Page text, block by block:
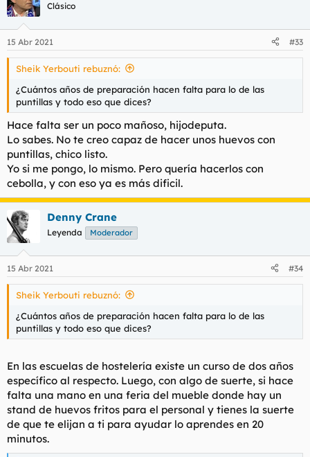
Un calabacín relleno que me han dado esta tarde (solo gratino)
, y unos huevos fritos en una base de cebolla frita con sal y
pimentón
¿Placer de dioses?
Seguramente.
Clásico
15 Abr 2021 #33
Sheik Yerbouti rebuznó:
¿Cuántos años de preparación hacen falta para lo de las
puntillas y todo eso que dices?
Hace falta ser un poco mañoso, hijodeputa.
Lo sabes. No te creo capaz de hacer unos huevos con
puntillas, chico listo.
Yo si me pongo, lo mismo. Pero quería hacerlos con
cebolla, y con eso ya es más dificil.
Denny Crane
Leyenda Moderador
15 Abr 2021 #34
Sheik Yerbouti rebuznó:
¿Cuántos años de preparación hacen falta para lo de las
puntillas y todo eso que dices?
En las escuelas de hostelería existe un curso de dos años
específico al respecto. Luego, con algo de suerte, si hace
falta una mano en una feria del mueble donde hay un
stand de huevos fritos para el personal y tienes la suerte
de que te elijan a ti para ayudar lo aprendes en 20
minutos.